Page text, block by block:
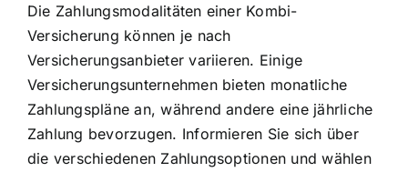
Die Zahlungsmodalitäten einer Kombi-
Versicherung können je nach
Versicherungsanbieter variieren. Einige
Versicherungsunternehmen bieten monatliche
Zahlungspläne an, während andere eine jährliche
Zahlung bevorzugen. Informieren Sie sich über
die verschiedenen Zahlungsoptionen und wählen